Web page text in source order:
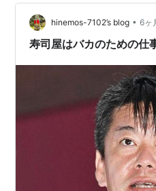
というセリフがありました
すよね。 わたしもよく見て
Ｘ」。 昭和時代の人間には
hinemos-7102’s blog • 6ヶ
寿司屋はバカのための仕